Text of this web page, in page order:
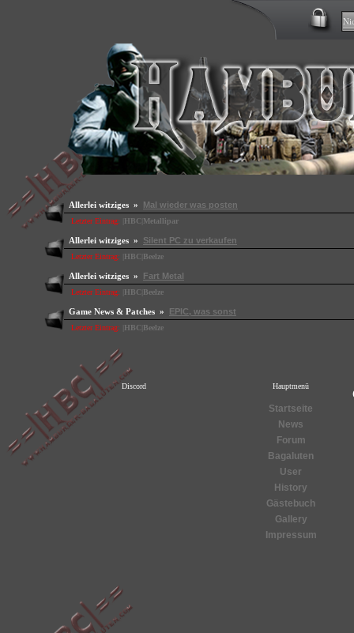
Allerlei witziges » Mal wieder was posten
Letzter Eintrag: |HBC|Metallipar
Allerlei witziges » Silent PC zu verkaufen
Letzter Eintrag: |HBC|Beelze
Allerlei witziges » Fart Metal
Letzter Eintrag: |HBC|Beelze
Game News & Patches » EPIC, was sonst
Letzter Eintrag: |HBC|Beelze
Discord Hauptmenü
Startseite
News
Forum
Bagaluten
User
History
Gästebuch
Gallery
Impressum